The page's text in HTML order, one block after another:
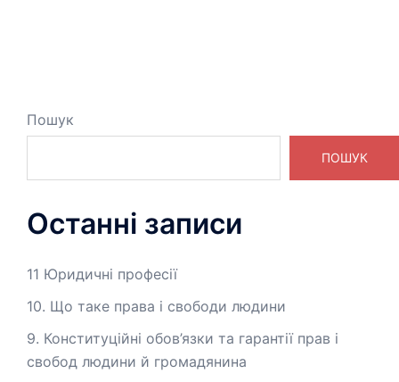
Пошук
ПОШУК
Останні записи
11 Юридичні професії
10. Що таке права і свободи людини
9. Конституційні обов’язки та гарантії прав і
свобод людини й громадянина